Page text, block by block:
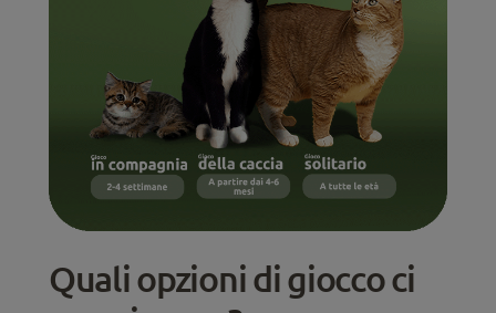
Quali opzioni di giocco ci